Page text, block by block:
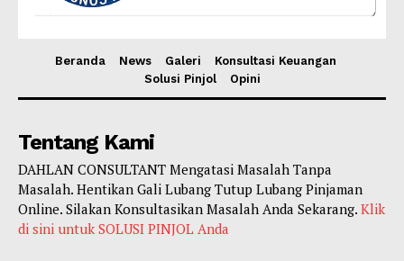
Beranda News Galeri
Konsultasi Keuangan
Solusi Pinjol
Opini
Tentang Kami
DAHLAN CONSULTANT Mengatasi Masalah Tanpa
Masalah. Hentikan Gali Lubang Tutup Lubang Pinjaman
Online. Silakan Konsultasikan Masalah Anda Sekarang. Klik
di sini untuk SOLUSI PINJOL Anda